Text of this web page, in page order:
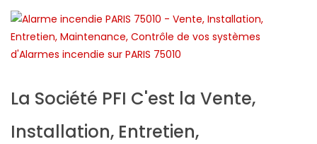
La Société PFI C'est la Vente,
Installation, Entretien,